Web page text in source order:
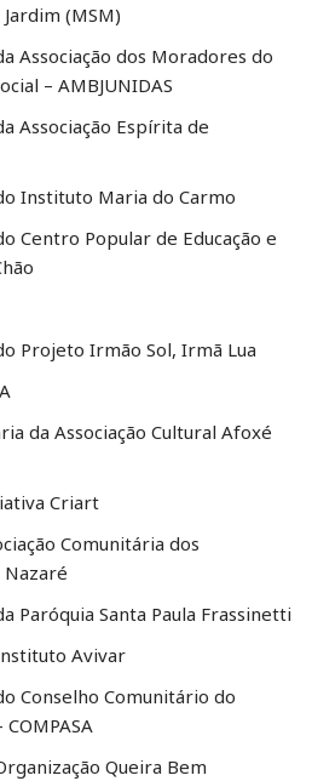
(MSM)
Associação dos Moradores do
– AMBJUNIDAS
Associação Espírita de
Instituto Maria do Carmo
Centro Popular de Educação e
Projeto Irmão Sol, Irmã Lua
da Associação Cultural Afoxé
Criart
Comunitária dos
Paróquia Santa Paula Frassinetti
Avivar
Conselho Comunitário do
Queira Bem